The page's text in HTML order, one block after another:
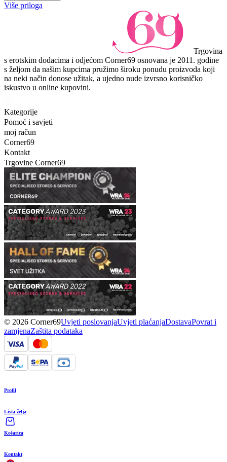
Više priloga
Trgovina
s erotskim dodacima i odjećom Corner69 osnovana je 2011. godine
s željom da našim kupcima pružimo široku ponudu proizvoda koji
na neki način donose užitak, a ujedno nude izvrsno korisničko
iskustvo u online kupovini.
Kategorije
Pomoć i savjeti
moj račun
Corner69
Kontakt
Trgovine Corner69
© 2026 Corner69Uvjeti poslovanjaUvjeti plaćanjaDostavaPovrat i
zamjenaZaštita podataka
Profil
Lista želja
Košarica
Kontakt